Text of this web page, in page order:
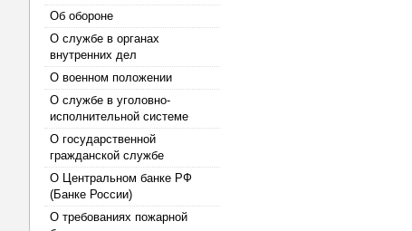
Об обороне
О службе в органах
внутренних дел
О военном положении
О службе в уголовно-
исполнительной системе
О государственной
гражданской службе
О Центральном банке РФ
(Банке России)
О требованиях пожарной